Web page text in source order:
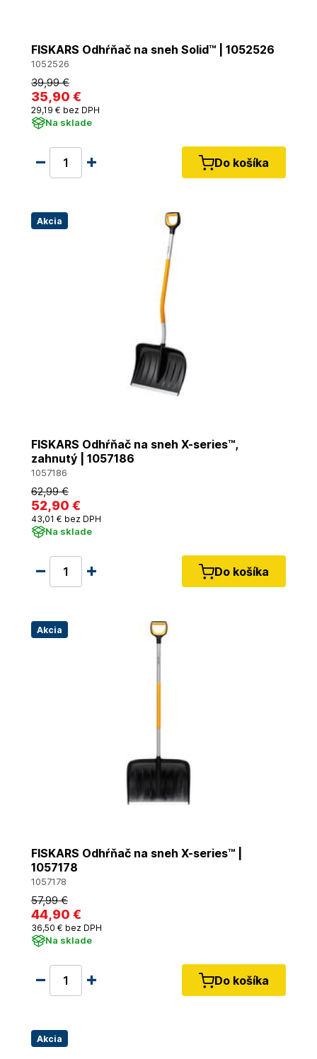
FISKARS Odhŕňač na sneh Solid™ | 1052526
1052526
39,99 €
35,90 €
29,19 € bez DPH
Na sklade
Do košíka
Akcia
FISKARS Odhŕňač na sneh X-series™,
zahnutý | 1057186
1057186
62,99 €
52,90 €
43,01 € bez DPH
Na sklade
Do košíka
Akcia
FISKARS Odhŕňač na sneh X-series™ |
1057178
1057178
57,99 €
44,90 €
36,50 € bez DPH
Na sklade
Do košíka
Akcia